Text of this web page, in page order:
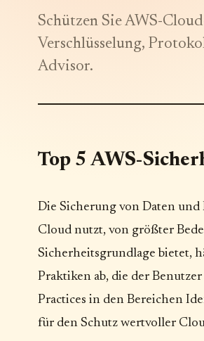
Schützen Sie AWS-
Verschlüsselung,
Advisor.
Top 5 AWS-
Die Sicherung von Daten und
Cloud nutzt, von größter
Sicherheitsgrundlage bietet,
Praktiken ab, die der
Practices in den Bereichen
für den Schutz wertvoller